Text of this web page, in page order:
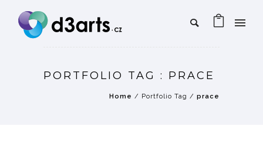
PORTFOLIO TAG : PRACE
Home / Portfolio Tag / prace